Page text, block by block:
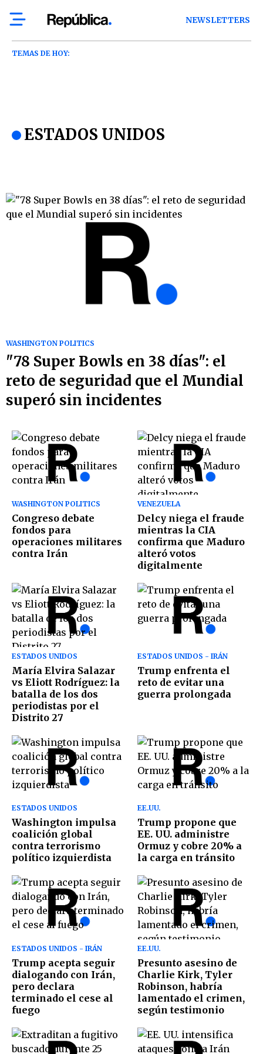
NEWSLETTERS
TEMAS DE HOY:
ESTADOS UNIDOS
WASHINGTON POLITICS
"78 Super Bowls en 38 días": el
reto de seguridad que el Mundial
superó sin incidentes
WASHINGTON POLITICS
Congreso debate
fondos para
operaciones militares
contra Irán
VENEZUELA
Delcy niega el fraude
mientras la CIA
confirma que Maduro
alteró votos
digitalmente
ESTADOS UNIDOS
María Elvira Salazar
vs Eliott Rodríguez: la
batalla de los dos
periodistas por el
Distrito 27
ESTADOS UNIDOS - IRÁN
Trump enfrenta el
reto de evitar una
guerra prolongada
ESTADOS UNIDOS
Washington impulsa
coalición global
contra terrorismo
político izquierdista
EE.UU.
Trump propone que
EE. UU. administre
Ormuz y cobre 20% a
la carga en tránsito
ESTADOS UNIDOS - IRÁN
Trump acepta seguir
dialogando con Irán,
pero declara
terminado el cese al
fuego
EE.UU.
Presunto asesino de
Charlie Kirk, Tyler
Robinson, habría
lamentado el crimen,
según testimonio